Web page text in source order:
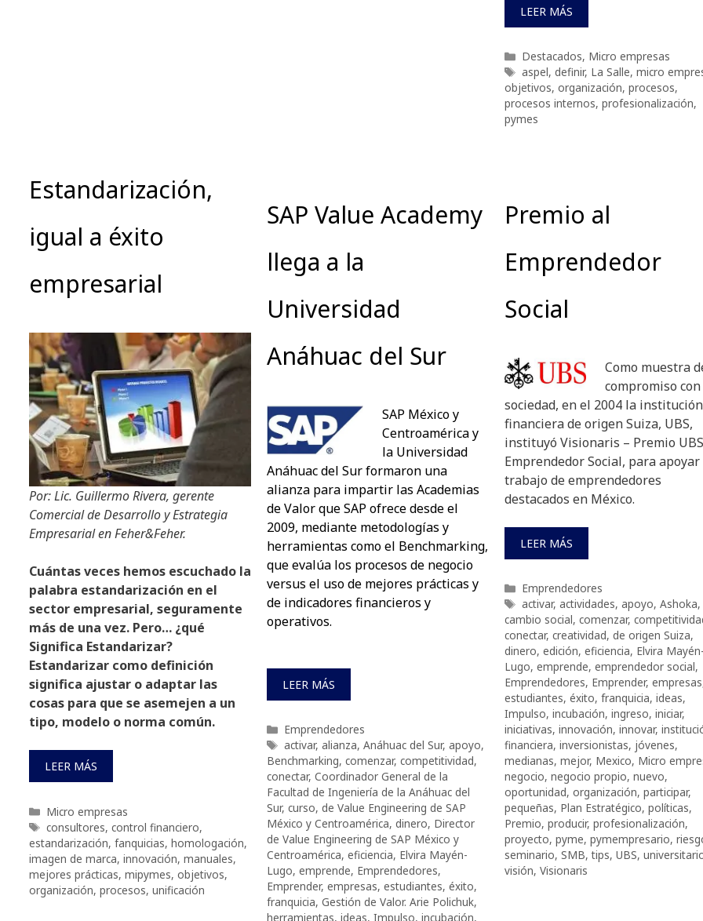
LEER MÁS
Categorías
Destacados, Micro empresas
Etiquetas
aspel, definir, La Salle, micro
objetivos, organización, procesos,
procesos internos, profesionalización,
pymes
Estandarización,
igual a éxito
empresarial
Por: Lic. Guillermo Rivera, gerente
Comercial de Desarrollo y Estrategia
Empresarial en Feher&Feher.
Cuántas veces hemos escuchado la
palabra estandarización en el
sector empresarial, seguramente
más de una vez. Pero… ¿qué
Significa Estandarizar?
Estandarizar como definición
significa ajustar o adaptar las
cosas para que se asemejen a un
tipo, modelo o norma común.
LEER MÁS
Categorías
Micro empresas
Etiquetas
consultores, control financiero,
estandarización, fanquicias, homologación,
imagen de marca, innovación, manuales,
mejores prácticas, mipymes, objetivos,
organización, procesos, unificación
SAP Value Academy
llega a la
Universidad
Anáhuac del Sur
SAP México y
Centroamérica y
la Universidad
Anáhuac del Sur formaron una
alianza para impartir las Academias
de Valor que SAP ofrece desde el
2009, mediante metodologías y
herramientas como el Benchmarking,
que evalúa los procesos de negocio
versus el uso de mejores prácticas y
de indicadores financieros y
operativos.
LEER MÁS
Categorías
Emprendedores
Etiquetas
activar, alianza, Anáhuac del Sur, apoyo,
Benchmarking, comenzar, competitividad,
conectar, Coordinador General de la
Facultad de Ingeniería de la Anáhuac del
Sur, curso, de Value Engineering de SAP
México y Centroamérica, dinero, Director
de Value Engineering de SAP México y
Centroamérica, eficiencia, Elvira Mayén-
Lugo, emprende, Emprendedores,
Emprender, empresas, estudiantes, éxito,
franquicia, Gestión de Valor. Arie Polichuk,
herramientas, ideas, Impulso, incubación,
Premio al
Emprendedor
Social
Como muestra
compromiso
sociedad, en el 2004 la institución
financiera de origen Suiza, UBS,
instituyó Visionaris – Premio
Emprendedor Social, para apoyar
trabajo de emprendedores
destacados en México.
LEER MÁS
Categorías
Emprendedores
Etiquetas
activar, actividades, apoyo, Ashoka,
cambio social, comenzar,
conectar, creatividad, de origen Suiza,
dinero, edición, eficiencia, Elvira Mayén-
Lugo, emprende, emprendedor social,
Emprendedores, Emprender, empresas
estudiantes, éxito, franquicia, ideas,
Impulso, incubación, ingreso, iniciar,
iniciativas, innovación, innovar,
financiera, inversionistas, jóvenes,
medianas, mejor, Mexico, Micro
negocio, negocio propio, nuevo,
oportunidad, organización, participar,
pequeñas, Plan Estratégico, políticas,
Premio, producir, profesionalización,
proyecto, pyme, pymempresario,
seminario, SMB,tips, UBS,
visión, Visionaris